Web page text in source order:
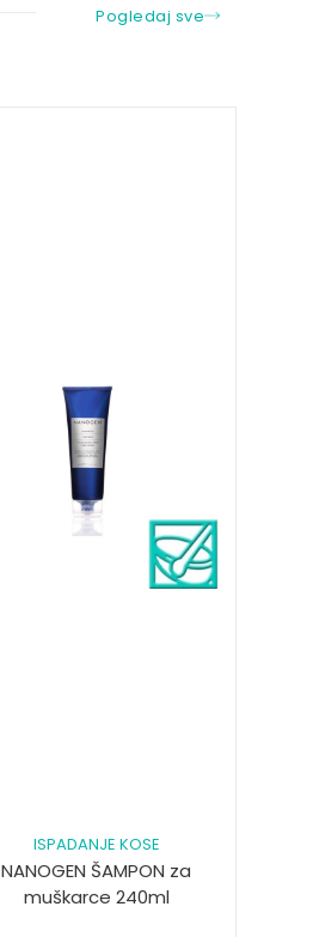
Pogledaj sve
ISPADANJE KOSE
NANOGEN ŠAMPON za
muškarce 240ml